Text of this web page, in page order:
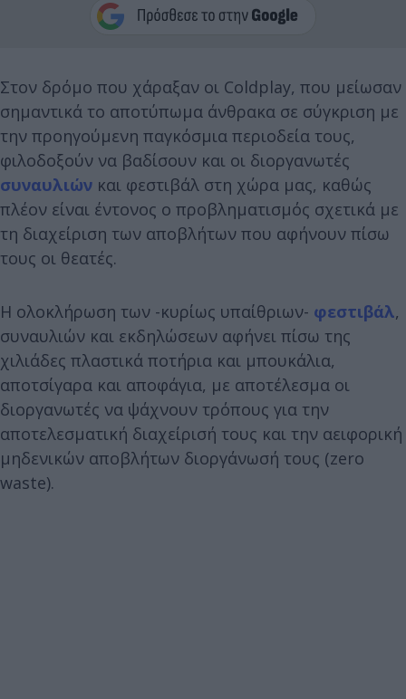
Στον δρόμο που χάραξαν οι Coldplay, που μείωσαν
σημαντικά το αποτύπωμα άνθρακα σε σύγκριση με
την προηγούμενη παγκόσμια περιοδεία τους,
φιλοδοξούν να βαδίσουν και οι διοργανωτές
συναυλιών και φεστιβάλ στη χώρα μας, καθώς
πλέον είναι έντονος ο προβληματισμός σχετικά με
τη διαχείριση των αποβλήτων που αφήνουν πίσω
τους οι θεατές.
Η ολοκλήρωση των -κυρίως υπαίθριων- φεστιβάλ,
συναυλιών και εκδηλώσεων αφήνει πίσω της
χιλιάδες πλαστικά ποτήρια και μπουκάλια,
αποτσίγαρα και αποφάγια, με αποτέλεσμα οι
διοργανωτές να ψάχνουν τρόπους για την
αποτελεσματική διαχείρισή τους και την αειφορική
μηδενικών αποβλήτων διοργάνωσή τους (zero
waste).